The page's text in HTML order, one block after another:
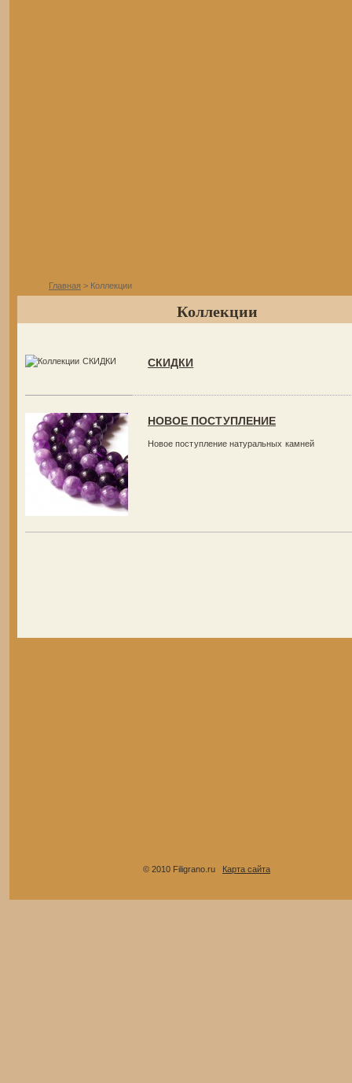
Главная > Коллекции
Коллекции
СКИДКИ
НОВОЕ ПОСТУПЛЕНИЕ
Новое поступление натуральных камней
© 2010 Filigrano.ru Карта сайта